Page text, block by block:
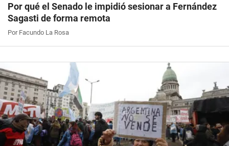
Por qué el Senado le impidió sesionar a Fernández
Sagasti de forma remota
Por Facundo La Rosa